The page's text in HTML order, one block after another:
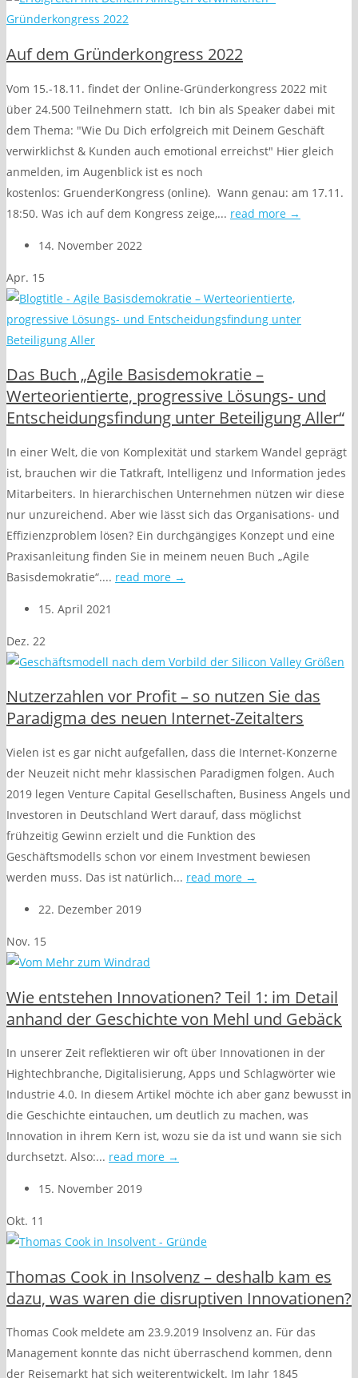
Auf dem Gründerkongress 2022
Vom 15.-18.11. findet der Online-Gründerkongress 2022 mit
über 24.500 Teilnehmern statt. Ich bin als Speaker dabei mit
dem Thema: "Wie Du Dich erfolgreich mit Deinem Geschäft
verwirklichst & Kunden auch emotional erreichst" Hier gleich
anmelden, im Augenblick ist es noch
kostenlos: GruenderKongress (online). Wann genau: am 17.11.
18:50. Was ich auf dem Kongress zeige,... read more →
14. November 2022
Apr. 15
Das Buch „Agile Basisdemokratie –
Werteorientierte, progressive Lösungs- und
Entscheidungsfindung unter Beteiligung Aller“
In einer Welt, die von Komplexität und starkem Wandel geprägt
ist, brauchen wir die Tatkraft, Intelligenz und Information jedes
Mitarbeiters. In hierarchischen Unternehmen nützen wir diese
nur unzureichend. Aber wie lässt sich das Organisations- und
Effizienzproblem lösen? Ein durchgängiges Konzept und eine
Praxisanleitung finden Sie in meinem neuen Buch „Agile
Basisdemokratie“.... read more →
15. April 2021
Dez. 22
Nutzerzahlen vor Profit – so nutzen Sie das
Paradigma des neuen Internet-Zeitalters
Vielen ist es gar nicht aufgefallen, dass die Internet-Konzerne
der Neuzeit nicht mehr klassischen Paradigmen folgen. Auch
2019 legen Venture Capital Gesellschaften, Business Angels und
Investoren in Deutschland Wert darauf, dass möglichst
frühzeitig Gewinn erzielt und die Funktion des
Geschäftsmodells schon vor einem Investment bewiesen
werden muss. Das ist natürlich... read more →
22. Dezember 2019
Nov. 15
Wie entstehen Innovationen? Teil 1: im Detail
anhand der Geschichte von Mehl und Gebäck
In unserer Zeit reflektieren wir oft über Innovationen in der
Hightechbranche, Digitalisierung, Apps und Schlagwörter wie
Industrie 4.0. In diesem Artikel möchte ich aber ganz bewusst in
die Geschichte eintauchen, um deutlich zu machen, was
Innovation in ihrem Kern ist, wozu sie da ist und wann sie sich
durchsetzt. Also:... read more →
15. November 2019
Okt. 11
Thomas Cook in Insolvenz – deshalb kam es
dazu, was waren die disruptiven Innovationen?
Thomas Cook meldete am 23.9.2019 Insolvenz an. Für das
Management konnte das nicht überraschend kommen, denn
der Reisemarkt hat sich weiterentwickelt. Im Jahr 1845